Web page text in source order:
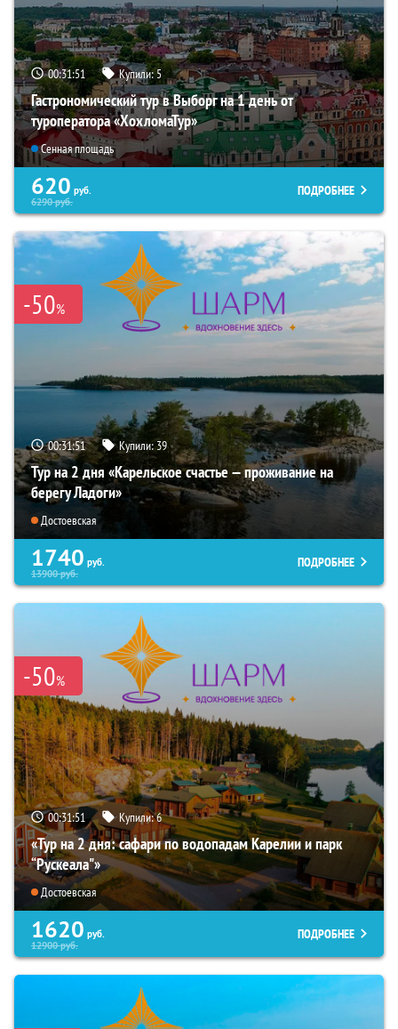
00:31:49 Купили:5
Гастрономический тур в Выборг на 1 день от
туроператора «ХохломаТур»
Сенная площадь
620 руб.
6290руб.
ПОДРОБНЕЕ
-50%
00:31:49 Купили:39
Тур на 2 дня «Карельское счастье — проживание на
берегу Ладоги»
Достоевская
1740 руб.
13900руб.
ПОДРОБНЕЕ
-50%
00:31:49 Купили:6
«Тур на 2 дня: сафари по водопадам Карелии и парк
“Рускеала"»
Достоевская
1620 руб.
12900руб.
ПОДРОБНЕЕ